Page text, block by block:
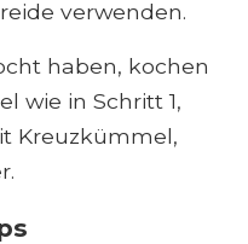
verwenden.
haben, kochen
wie in Schritt 1,
Kreuzkümmel,